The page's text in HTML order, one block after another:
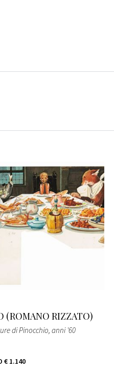
(ROMANO RIZZATO)
di Pinocchio, anni '60
€ 1.140